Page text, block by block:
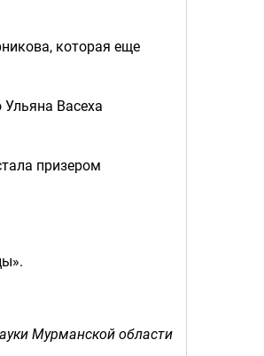
которая еще
Васеха
призером
Мурманской области